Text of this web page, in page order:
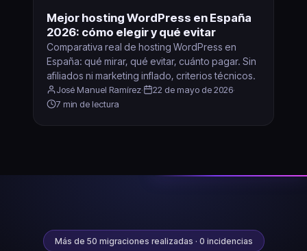
Mejor hosting WordPress en España
2026: cómo elegir y qué evitar
Comparativa real de hosting WordPress en
España: qué mirar, qué evitar, cuánto pagar. Sin
afiliados ni marketing inflado, criterios técnicos.
José Manuel Ramírez· 22 de mayo de 2026·
7 min de lectura
Más de 50 migraciones realizadas · 0 incidencias